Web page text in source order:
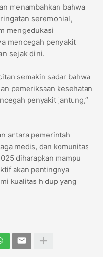
menambahkan bahwa
seremonial,
mengedukasi
mencegah penyakit
sejak dini.
semakin sadar bahwa
pemeriksaan kesehatan
penyakit jantung,”
antara pemerintah
medis, dan komunitas
diharapkan mampu
akan pentingnya
kualitas hidup yang